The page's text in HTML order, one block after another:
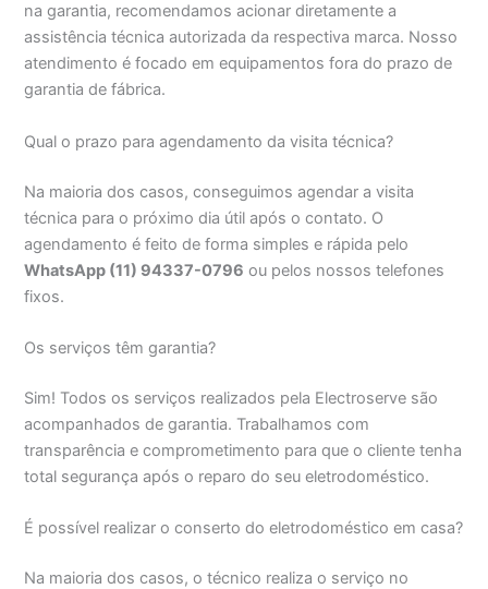
na garantia, recomendamos acionar diretamente a
assistência técnica autorizada da respectiva marca. Nosso
atendimento é focado em equipamentos fora do prazo de
garantia de fábrica.
Qual o prazo para agendamento da visita técnica?
Na maioria dos casos, conseguimos agendar a visita
técnica para o próximo dia útil após o contato. O
agendamento é feito de forma simples e rápida pelo
WhatsApp (11) 94337-0796 ou pelos nossos telefones
fixos.
Os serviços têm garantia?
Sim! Todos os serviços realizados pela Electroserve são
acompanhados de garantia. Trabalhamos com
transparência e comprometimento para que o cliente tenha
total segurança após o reparo do seu eletrodoméstico.
É possível realizar o conserto do eletrodoméstico em casa?
Na maioria dos casos, o técnico realiza o serviço no